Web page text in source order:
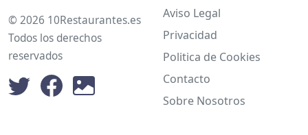
© 2026 10Restaurantes.es
Todos los derechos
reservados
Aviso Legal
Privacidad
Politica de Cookies
Contacto
Sobre Nosotros